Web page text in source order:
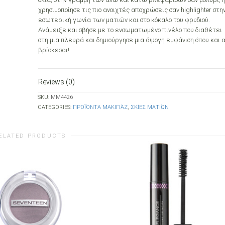
χρησιμοποίησε τις πιο ανοιχτές αποχρώσεις σαν highlighter
εσωτερική γωνία των ματιών και στο κόκαλο του φρυδιού.
Ανάμειξε και σβήσε με το ενσωματωμένο πινέλο που διαθέτει
στη μια πλευρά και δημιούργησε μια άψογη εμφάνιση όπου και
βρίσκεσαι!
Reviews (0)
SKU: MM4426
CATEGORIES: ΠΡΟΪΌΝΤΑ ΜΑΚΙΓΙΆΖ, ΣΚΙΈΣ ΜΑΤΙΏΝ
PRODUCTS